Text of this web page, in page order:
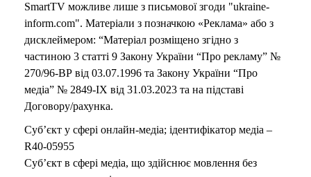
SmartTV можливе лише з письмової згоди "ukraine-
inform.com". Матеріали з позначкою «Реклама» або з
дисклеймером: “Матеріал розміщено згідно з
частиною 3 статті 9 Закону України “Про рекламу” №
270/96-ВР від 03.07.1996 та Закону України “Про
медіа” № 2849-IX від 31.03.2023 та на підставі
Договору/рахунка.
Суб’єкт у сфері онлайн-медіа; ідентифікатор медіа –
R40-05955
Суб’єкт в сфері медіа, що здійснює мовлення без